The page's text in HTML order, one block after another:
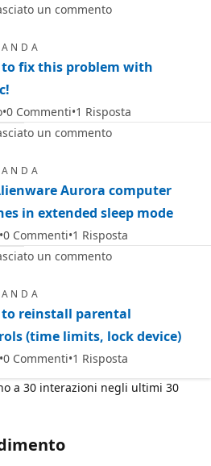
un commento
to fix this problem with
0 Commenti 1 Risposta
un commento
Aurora computer
in extended sleep mode
0 Commenti 1 Risposta
un commento
to reinstall parental
(time limits, lock device)
0 Commenti 1 Risposta
a 30 interazioni negli ultimi 30